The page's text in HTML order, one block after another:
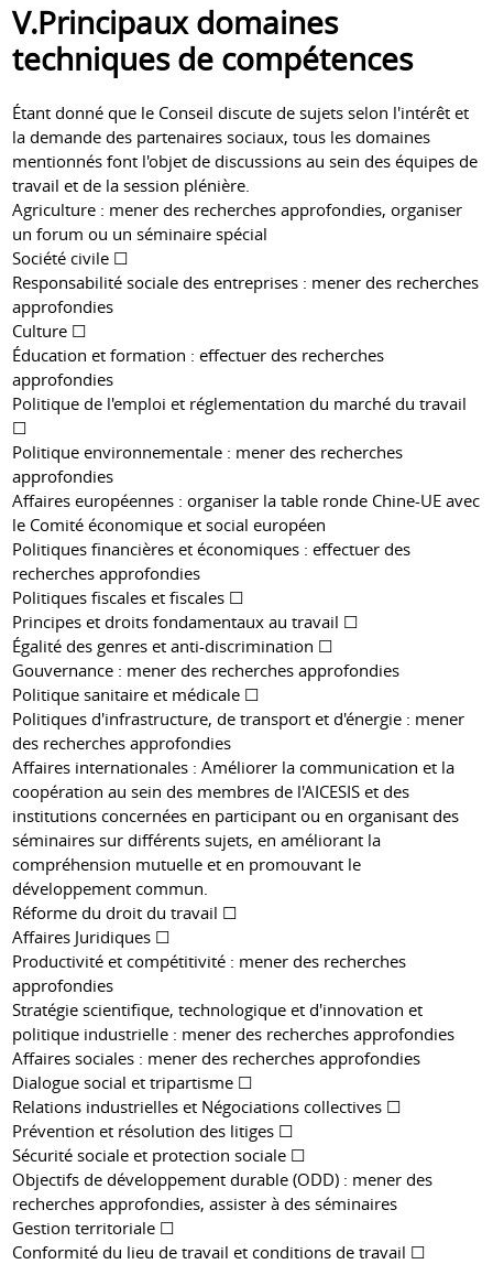
V.Principaux domaines
techniques de compétences
Étant donné que le Conseil discute de sujets selon l'intérêt et
la demande des partenaires sociaux, tous les domaines
mentionnés font l'objet de discussions au sein des équipes de
travail et de la session plénière.
Agriculture : mener des recherches approfondies, organiser
un forum ou un séminaire spécial
Société civile ☐
Responsabilité sociale des entreprises : mener des recherches
approfondies
Culture ☐
Éducation et formation : effectuer des recherches
approfondies
Politique de l'emploi et réglementation du marché du travail
☐
Politique environnementale : mener des recherches
approfondies
Affaires européennes : organiser la table ronde Chine-UE avec
le Comité économique et social européen
Politiques financières et économiques : effectuer des
recherches approfondies
Politiques fiscales et fiscales ☐
Principes et droits fondamentaux au travail ☐
Égalité des genres et anti-discrimination ☐
Gouvernance : mener des recherches approfondies
Politique sanitaire et médicale ☐
Politiques d'infrastructure, de transport et d'énergie : mener
des recherches approfondies
Affaires internationales : Améliorer la communication et la
coopération au sein des membres de l'AICESIS et des
institutions concernées en participant ou en organisant des
séminaires sur différents sujets, en améliorant la
compréhension mutuelle et en promouvant le
développement commun.
Réforme du droit du travail ☐
Affaires Juridiques ☐
Productivité et compétitivité : mener des recherches
approfondies
Stratégie scientifique, technologique et d'innovation et
politique industrielle : mener des recherches approfondies
Affaires sociales : mener des recherches approfondies
Dialogue social et tripartisme ☐
Relations industrielles et Négociations collectives ☐
Prévention et résolution des litiges ☐
Sécurité sociale et protection sociale ☐
Objectifs de développement durable (ODD) : mener des
recherches approfondies, assister à des séminaires
Gestion territoriale ☐
Conformité du lieu de travail et conditions de travail ☐